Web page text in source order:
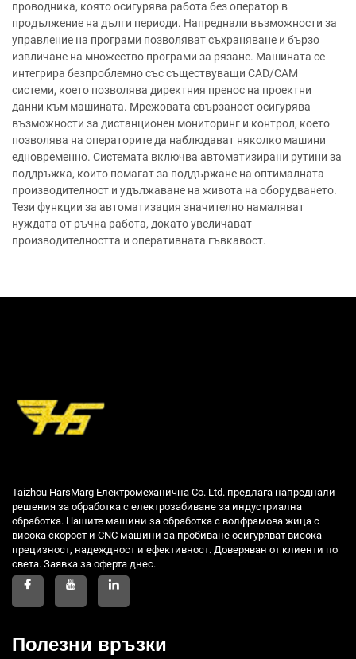
проводника, която осигурява работа без оператор в
продължение на дълги периоди. Напреднали възможности за
управление на програми позволяват съхраняване и бързо
извличане на множество програми за рязане. Машината се
интегрира безпроблемно със съществуващи CAD/CAM
системи, което позволява директния пренос на проектни
данни към машината. Мрежовата свързаност осигурява
възможности за дистанционен мониторинг и контрол, което
позволява на операторите да наблюдават няколко машини
едновременно. Системата включва автоматизирани рутини за
поддръжка, които помагат за поддържане на оптималната
производителност и удължаване на живота на оборудването.
Тези функции за автоматизация значително намаляват
нуждата от ръчна работа, докато увеличават
производителността и оперативната гъвкавост.
Taizhou HarsMarg Електромеханична Co. Ltd. предлага напреднали
решения за обработка с електрозабиване за индустриална
обработка. Нашите машини за обработка с волфрамова жица с
висока скорост и CNC машини за пробиване осигуряват висока
прецизност, надеждност и ефективност. Доверяван от клиенти по
света. Заявка за оферта днес.
Полезни връзки